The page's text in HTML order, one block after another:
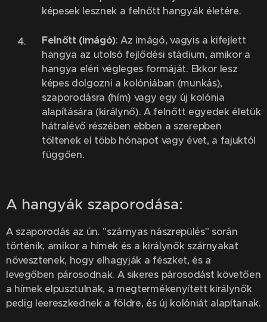
képesek lesznek a felnőtt hangyák életére.
Felnőtt (imágó): Az imágó, vagyis a kifejlett
hangya az utolsó fejlődési stádium, amikor a
hangya eléri végleges formáját. Ekkor lesz
képes dolgozni a kolóniában (munkás),
szaporodásra (hím) vagy egy új kolónia
alapítására (királynő). A felnőtt egyedek életük
hátralévő részében ebben a szerepben
töltenek el több hónapot vagy évet, a fajuktól
függően.
A hangyák szaporodása:
A szaporodás az ún. "szárnyas nászrepülés" során
történik, amikor a hímek és a királynők szárnyakat
növesztenek, hogy elhagyják a fészket, és a
levegőben párosodnak. A sikeres párosodást követően
a hímek elpusztulnak, a megtermékenyített királynők
pedig leereszkednek a földre, és új kolóniát alapítanak.